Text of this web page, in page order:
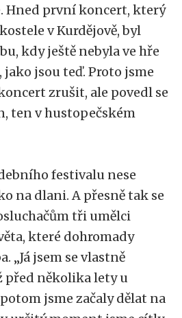
Hned první koncert, který
v Kurdějově, byl
kdy ještě nebyla ve hře
jsou teď. Proto jsme
zrušit, ale povedl se
ten v hustopečském
festivalu nese
na dlani. A přesně tak se
tři umělci
které dohromady
„Já jsem se vlastně
před několika lety u
jsme začaly dělat na